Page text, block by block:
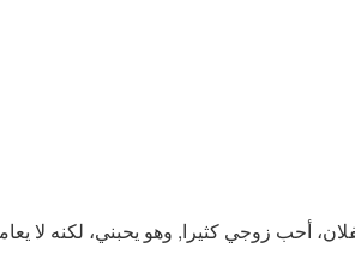
ولدي طفلان، أحب زوجي كثيرا, وهو يحبني، لكنه